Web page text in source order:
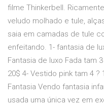
filme Thinkerbell.
veludo molhado e tule,
saia em camadas de tule
enfeitando. 1- fantasia de
Fantasia de luxo Fada tam
20$ 4- Vestido pink tam 4 ?
Fantasia Vendo fantasia
usada uma única vez em